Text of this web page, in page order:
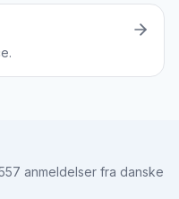
anmeldelser fra danske